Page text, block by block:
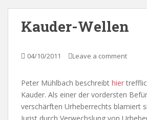
Kauder-Wellen
04/10/2011 Leave a comment
Peter Mühlbach beschreibt hier
Kauder. Als einer der vordersten
verschärften Urheberrechts blamiert